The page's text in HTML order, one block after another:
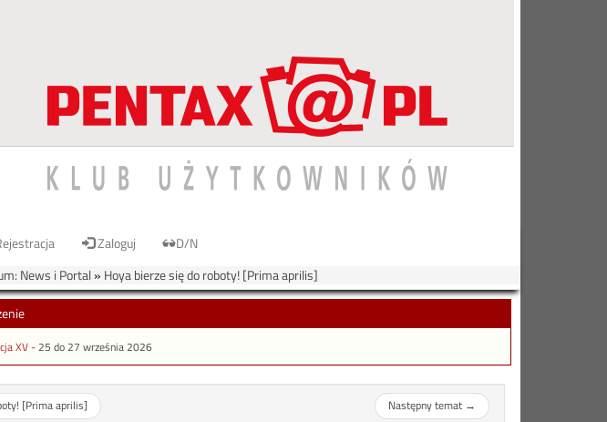
Zaloguj
D/N
News i Portal» Hoya bierze się do roboty! [Prima aprilis]
XV -25 do 27 września 2026
[Prima aprilis] Następny temat→